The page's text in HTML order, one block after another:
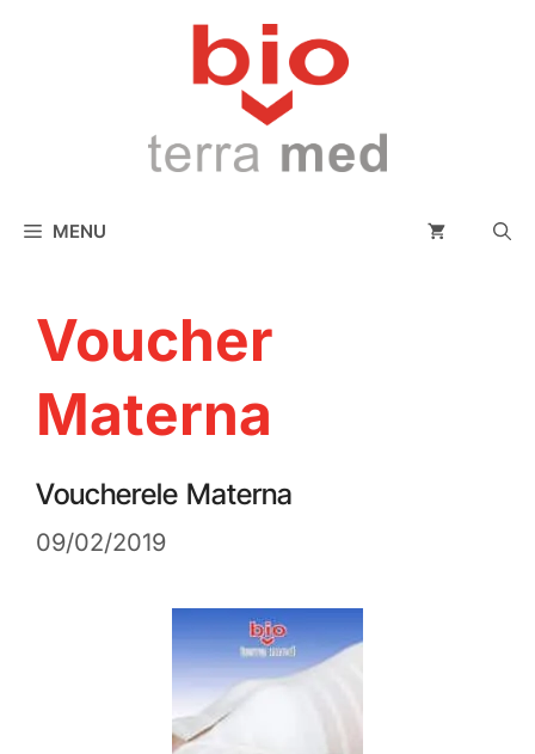
MENU
Voucher
Materna
Voucherele Materna
09/02/2019